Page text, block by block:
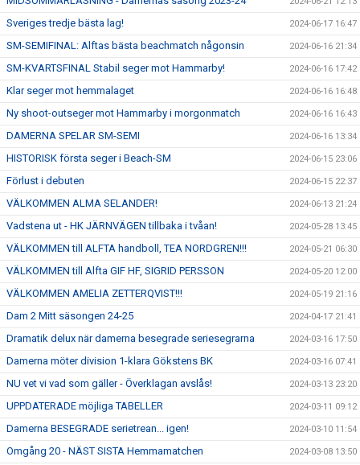
Sveriges tredje bästa lag! 2024-06-17 16:47
SM-SEMIFINAL: Alftas bästa beachmatch någonsin 2024-06-16 21:34
SM-KVARTSFINAL Stabil seger mot Hammarby! 2024-06-16 17:42
Klar seger mot hemmalaget 2024-06-16 16:48
Ny shoot-outseger mot Hammarby i morgonmatch 2024-06-16 16:43
DAMERNA SPELAR SM-SEMI 2024-06-16 13:34
HISTORISK första seger i Beach-SM 2024-06-15 23:06
Förlust i debuten 2024-06-15 22:37
VÄLKOMMEN ALMA SELANDER! 2024-06-13 21:24
Vadstena ut - HK JÄRNVÄGEN tillbaka i tvåan! 2024-05-28 13:45
VÄLKOMMEN till ALFTA handboll, TEA NORDGREN!!! 2024-05-21 06:30
VÄLKOMMEN till Alfta GIF HF, SIGRID PERSSON 2024-05-20 12:00
VÄLKOMMEN AMELIA ZETTERQVIST!!! 2024-05-19 21:16
Dam 2 Mitt säsongen 24-25 2024-04-17 21:41
Dramatik delux när damerna besegrade seriesegrarna 2024-03-16 17:50
Damerna möter division 1-klara Gökstens BK 2024-03-16 07:41
NU vet vi vad som gäller - Överklagan avslås! 2024-03-13 23:20
UPPDATERADE möjliga TABELLER 2024-03-11 09:12
Damerna BESEGRADE serietrean... igen! 2024-03-10 11:54
Omgång 20 - NÄST SISTA Hemmamatchen 2024-03-08 13:50